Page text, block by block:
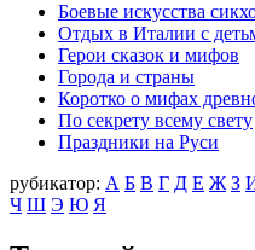
Боевые искусства
Отдых в Италии с
Герои сказок и мифов
Города и страны
Коротко о мифах
По секрету всему свету
Праздники на Руси
рубикатор: А Б В Г Д Е Ж З
Ч Ш Э Ю Я